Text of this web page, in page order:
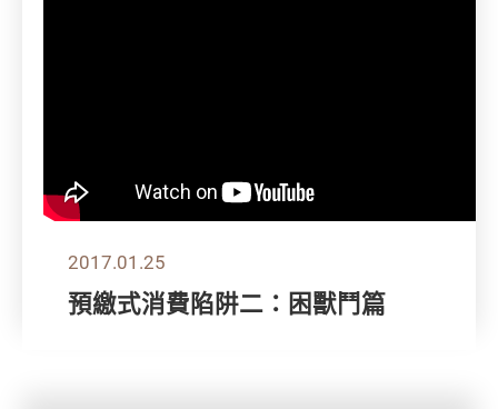
2017.01.25
預繳式消費陷阱二：困獸鬥篇